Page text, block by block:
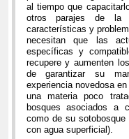
al tiempo que
otros parajes de la
características y
necesitan que las
específicas y
recupere y aumenten
de garantizar su
experiencia novedosa
una materia poco
bosques asociados a
como de su
con agua superficial).